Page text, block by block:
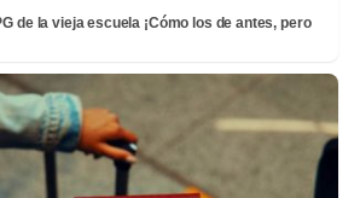
de la vieja escuela ¡Cómo los de antes, pero